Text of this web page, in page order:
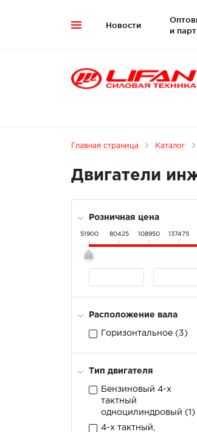
 Новости
и
Главная страница Каталог
Двигатели
Розничная цена
51900 80425 108950 137475
Расположение вала
Горизонтальное (3)
Тип двигателя
Бензиновый 4-х
тактный
одноцилиндровый (1 )
4-х тактный,